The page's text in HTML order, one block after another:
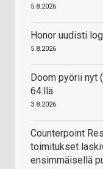
5.8.2026
Honor uudisti
5.8.2026
Doom pyörii nyt
64:llä
3.8.2026
Counterpoint
toimitukset
ensimmäisellä